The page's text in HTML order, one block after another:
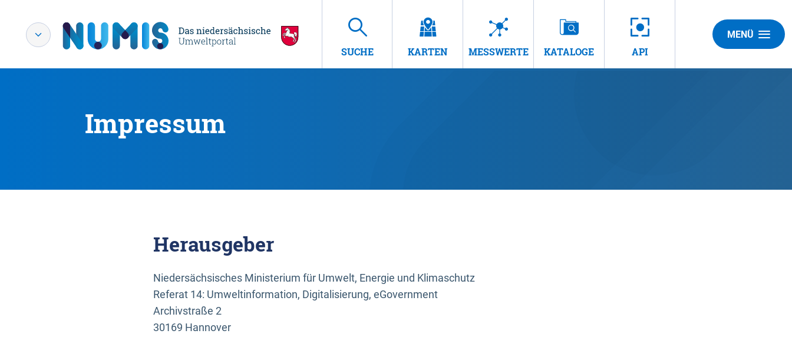
SUCHE KARTEN MESSWERTE KATALOGE API
MENÜ
Impressum
Herausgeber
Niedersächsisches Ministerium für Umwelt, Energie und Klimaschutz
Referat 14: Umweltinformation, Digitalisierung, eGovernment
Archivstraße 2
30169 Hannover